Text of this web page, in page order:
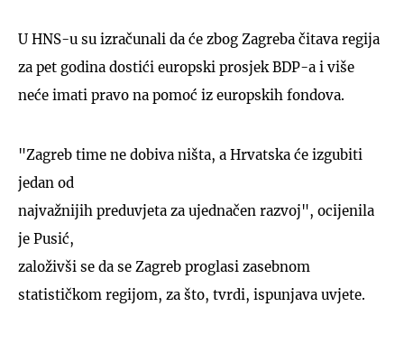
U HNS-u su izračunali da će zbog Zagreba čitava regija
za pet godina dostići europski prosjek BDP-a i više
neće imati pravo na pomoć iz europskih fondova.
"Zagreb time ne dobiva ništa, a Hrvatska će izgubiti
jedan od
najvažnijih preduvjeta za ujednačen razvoj", ocijenila
je Pusić,
založivši se da se Zagreb proglasi zasebnom
statističkom regijom, za što, tvrdi, ispunjava uvjete.